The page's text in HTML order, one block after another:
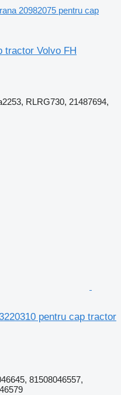
20982075 pentru cap
tractor Volvo FH
RLRG730, 21487694,
pentru cap tractor
81508046557,